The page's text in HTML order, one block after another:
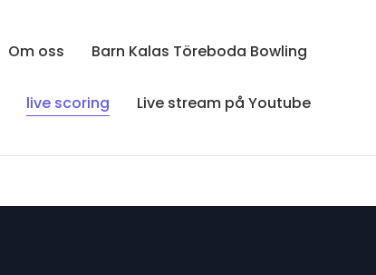
Om oss Barn Kalas Töreboda Bowling
live scoring Live stream på Youtube